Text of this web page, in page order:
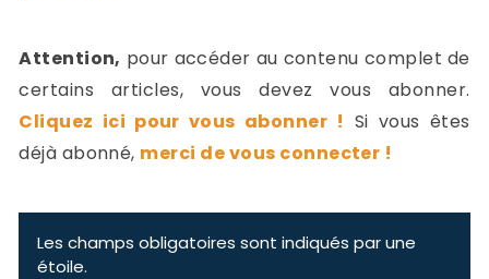
Attention, pour accéder au contenu complet de
certains articles, vous devez vous abonner.
Cliquez ici pour vous abonner ! Si vous êtes
déjà abonné, merci de vous connecter !
Les champs obligatoires sont indiqués par une
étoile.